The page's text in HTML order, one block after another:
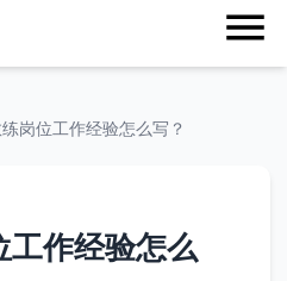
岗位工作经验怎么写？
作经验怎么